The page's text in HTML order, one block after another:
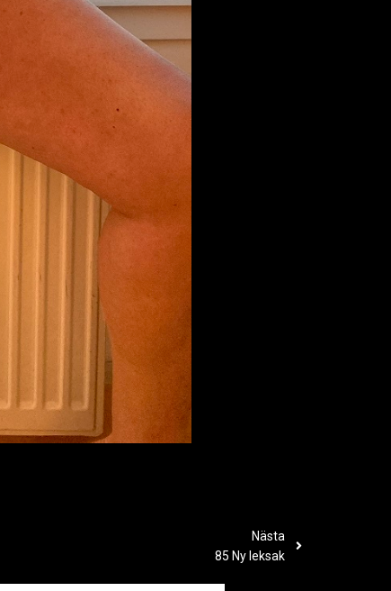
Nästa
85 Ny leksak